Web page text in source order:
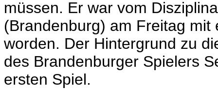
müssen. Er war vom
(Brandenburg) am Freitag
worden. Der Hintergrund zu
des Brandenburger Spielers
ersten Spiel.